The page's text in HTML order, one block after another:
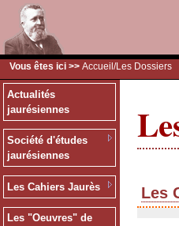
Vous êtes ici >> Accueil /Les Dossiers
Actualités
jaurésiennes
Société d'études
jaurésiennes
Les Cahiers Jaurès
Les "Oeuvres" de
Les